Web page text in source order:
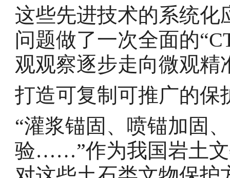
这些先进技术的系统化
问题做了一次全面的
观观察逐步走向微观精
打造可复制可推广的保
“灌浆锚固、喷锚加固
验……”作为我国岩土